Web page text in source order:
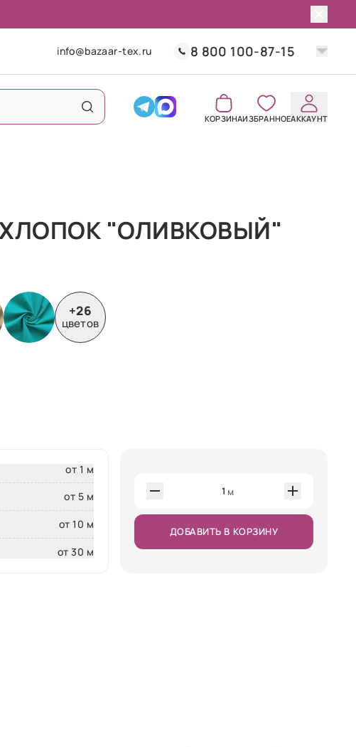
info@bazaar-tex.ru 8 800 100-87-15
КОРЗИНАИЗБРАННОЕАККАУНТ
"ОЛИВКОВЫЙ"
+26
цветов
от 1 м
от 5 м
от 10 м
от 30 м
1 м
ДОБАВИТЬ В КОРЗИНУ